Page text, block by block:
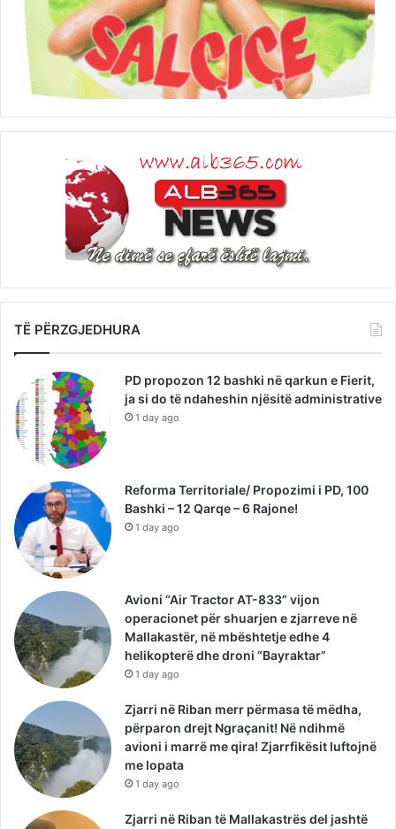
TË PËRZGJEDHURA
PD propozon 12 bashki në qarkun e Fierit,
ja si do të ndaheshin njësitë administrative
1 day ago
Reforma Territoriale/ Propozimi i PD, 100
Bashki – 12 Qarqe – 6 Rajone!
1 day ago
Avioni “Air Tractor AT-833” vijon
operacionet për shuarjen e zjarreve në
Mallakastër, në mbështetje edhe 4
helikopterë dhe droni “Bayraktar”
1 day ago
Zjarri në Riban merr përmasa të mëdha,
përparon drejt Ngraçanit! Në ndihmë
avioni i marrë me qira! Zjarrfikësit luftojnë
me lopata
1 day ago
Zjarri në Riban të Mallakastrës del jashtë